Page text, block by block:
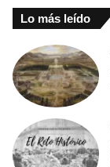
Lo más leído